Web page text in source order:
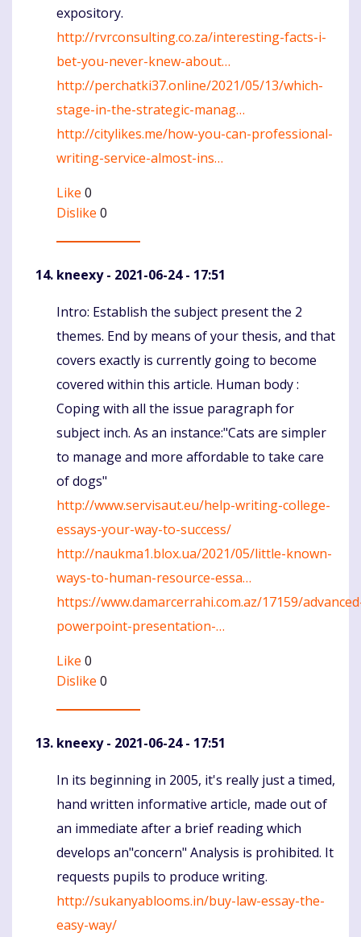
expository.
http://rvrconsulting.co.za/interesting-facts-i-
bet-you-never-knew-about…
http://perchatki37.online/2021/05/13/which-
stage-in-the-strategic-manag…
http://citylikes.me/how-you-can-professional-
writing-service-almost-ins…
Like 0
Dislike 0
kneexy- 2021-06-24 - 17:51
Komentaras
Intro: Establish the subject present the 2
themes. End by means of your thesis, and that
covers exactly is currently going to become
covered within this article. Human body :
Coping with all the issue paragraph for
subject inch. As an instance:"Cats are simpler
to manage and more affordable to take care
of dogs"
http://www.servisaut.eu/help-writing-college-
essays-your-way-to-success/
http://naukma1.blox.ua/2021/05/little-known-
ways-to-human-resource-essa…
https://www.damarcerrahi.com.az/17159/
powerpoint-presentation-…
Like 0
Dislike 0
kneexy- 2021-06-24 - 17:51
Komentaras
In its beginning in 2005, it's really just a timed,
hand written informative article, made out of
an immediate after a brief reading which
develops an"concern" Analysis is prohibited. It
requests pupils to produce writing.
http://sukanyablooms.in/buy-law-essay-the-
easy-way/